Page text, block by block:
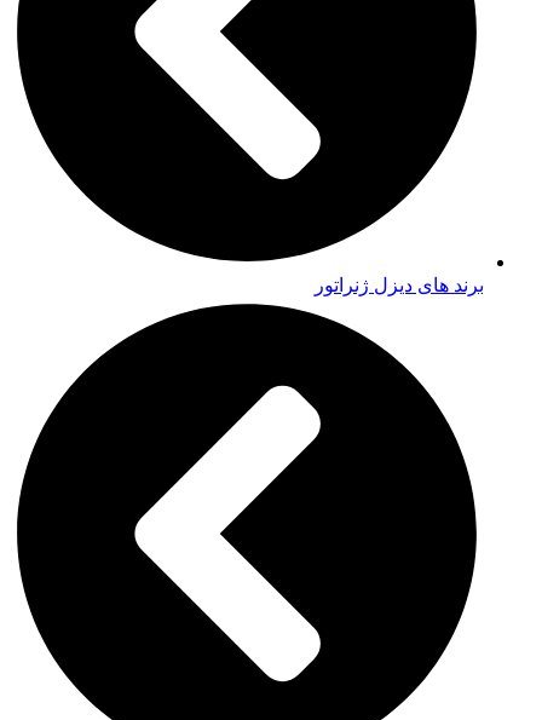
برند های دیزل ژنراتور